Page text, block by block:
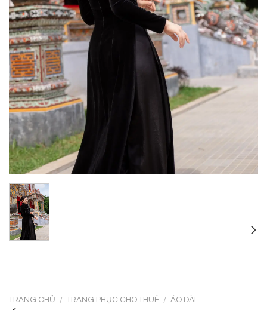
TRANG CHỦ / TRANG PHỤC CHO THUÊ / ÁO DÀI